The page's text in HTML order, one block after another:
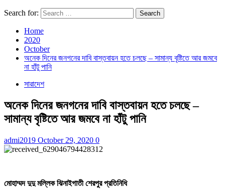
Search for:
Home
2020
October
অনেক দিনের জনগনের দাবি বাস্তবায়ন হতে চলছে – সামান্য বৃষ্টিতে আর জমবে
না হাঁটু পানি
সারাদেশ
অনেক দিনের জনগনের দাবি বাস্তবায়ন হতে চলছে –
সামান্য বৃষ্টিতে আর জমবে না হাঁটু পানি
admi2019 October 29, 2020 0
মোহাম্মদ দুদু মল্লিক ঝিনাইগাতী শেরপুর প্রতিনিধি